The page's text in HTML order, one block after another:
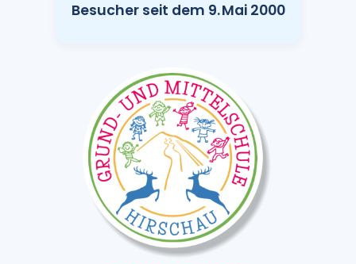
Besucher seit dem 9. Mai 2000